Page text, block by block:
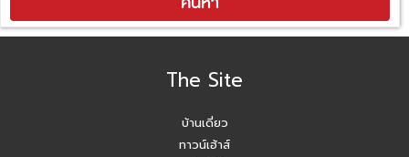
The Site
บ้านเดี่ยว
ทาวน์เฮ้าส์